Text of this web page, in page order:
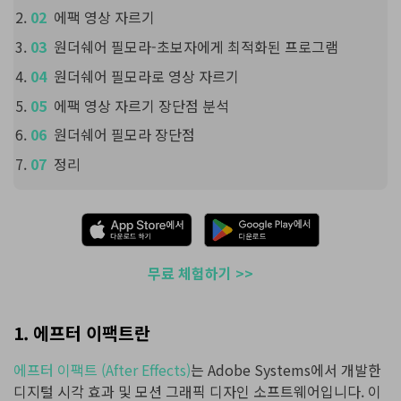
에팩 영상 자르기
원더쉐어 필모라-초보자에게 최적화된 프로그램
원더쉐어 필모라로 영상 자르기
에팩 영상 자르기 장단점 분석
원더쉐어 필모라 장단점
정리
무료 체험하기 >>
1. 에프터 이팩트란
에프터 이팩트 (After Effects)는 Adobe Systems에서 개발한
디지털 시각 효과 및 모션 그래픽 디자인 소프트웨어입니다. 이